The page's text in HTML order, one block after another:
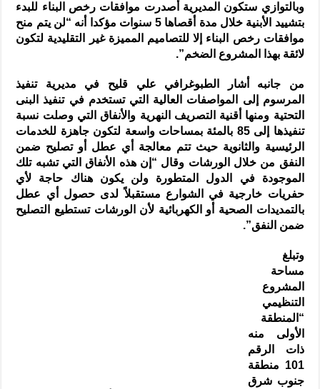
وبالتوازي ستكون المديرية أصدرت موافقات رخص البناء للبدء
بتشييد الأبنية خلال مدة أقصاها 5 سنوات مؤكدا أنه “لن يتم منح
موافقات رخص البناء إلا للتصاميم المميزة غير التقليدية لتكون
لائقة بهذا المشروع الضخم”.
من جانبه أشار الطبوغرافي علي قليح في مديرية تنفيذ
المرسوم إلى المواصفات العالية التي تستخدم في تنفيذ البنى
التحتية ومنها أقنية التصريف النهرية والأنفاق التي وصلت نسبة
تنفيذها إلى 85 بالمئة بمساحات واسعة لتكون جاهزة للخدمات
الرئيسية والثانوية حيث تتم معالجة أي عطل أو تصليح ضمن
النفق من خلال الورشات وقال “إن هذه الأنفاق التي تشبه تلك
الموجودة في الدول المتطورة ولن يكون هناك حاجة لأي
حفريات خارجية في الشوارع مستقبلاً لدى حصول أي عطل
بالتمديدات الصحية أو الكهربائية لأن الورشات تستطيع التصليح
ضمن النفق”.
وتبلغ
مساحة
المشروع
التنظيمي
“المنطقة
الأولى منه
ذات الرقم
101 منطقة
جنوب شرق